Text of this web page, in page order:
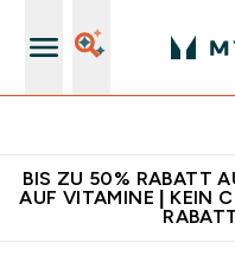
BIS ZU 50% RABATT
AUF VITAMINE | KEIN